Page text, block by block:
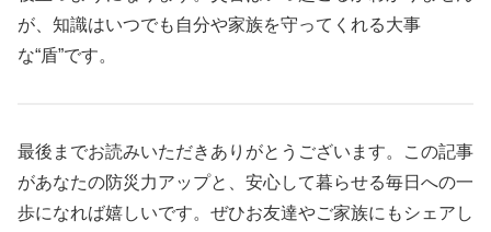
が、知識はいつでも自分や家族を守ってくれる大事
な“盾”です。
最後までお読みいただきありがとうございます。この記事
があなたの防災力アップと、安心して暮らせる毎日への一
歩になれば嬉しいです。ぜひお友達やご家族にもシェアし